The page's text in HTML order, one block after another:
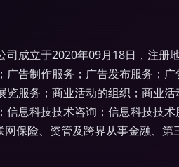
司成立于2020年09月18日，注
广告制作服务；广告发布服务；
览服务；商业活动的组织；商业
信息科技技术咨询；信息科技技
保险、资管及跨界从事金融、